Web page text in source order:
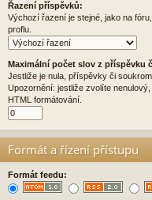
Řazení příspěvků:
Výchozí řazení je stejné, jako na
proflu.
Maximální počet slov z příspěvku
Jestliže je nula, příspěvky či
Upozornění: jestliže zvolíte
HTML formátování.
Formát a řízení přístupu
Formát feedu: